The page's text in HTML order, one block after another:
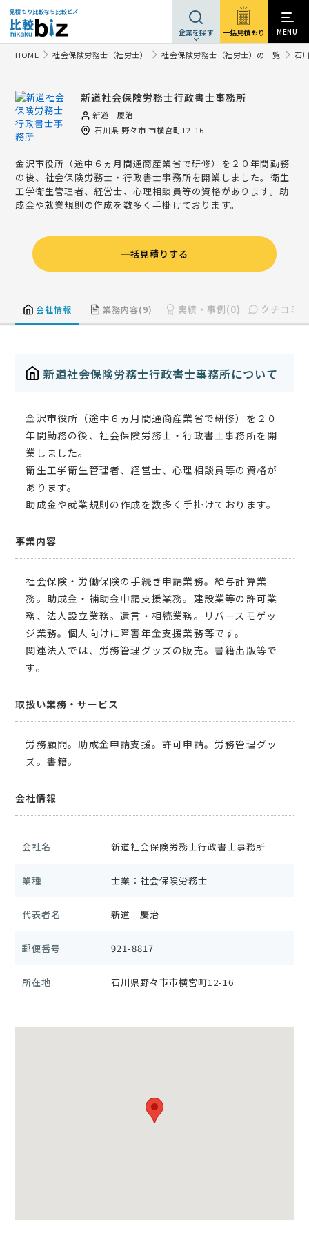
見積もり比較なら比較ビズ
企業を探す 一括見積もり MENU
HOME 社会保険労務士（社労士） 社会保険労務士（社労士）の一覧 石
新道社会保険労務士行政書士事務所
新道 慶治
石川県 野々市 市横宮町12-16
金沢市役所（途中６ヵ月間通商産業省で研修）を２０年間勤務
の後、社会保険労務士・行政書士事務所を開業しました。衛生
工学衛生管理者、経営士、心理相談員等の資格があります。助
成金や就業規則の作成を数多く手掛けております。
一括見積りする
会社情報 業務内容(9) 実績・事例(0) クチコミ
新道社会保険労務士行政書士事務所について
金沢市役所（途中６ヵ月間通商産業省で研修）を２０
年間勤務の後、社会保険労務士・行政書士事務所を開
業しました。
衛生工学衛生管理者、経営士、心理相談員等の資格が
あります。
助成金や就業規則の作成を数多く手掛けております。
事業内容
社会保険・労働保険の手続き申請業務。給与計算業
務。助成金・補助金申請支援業務。建設業等の許可業
務、法人設立業務。遺言・相続業務。リバースモゲッ
ジ業務。個人向けに障害年金支援業務等です。
関連法人では、労務管理グッズの販売。書籍出版等で
す。
取扱い業務・サービス
労務顧問。助成金申請支援。許可申請。労務管理グッ
ズ。書籍。
会社情報
会社名 新道社会保険労務士行政書士事務所
業種 士業：社会保険労務士
代表者名 新道 慶治
郵便番号 921-8817
所在地 石川県野々市市横宮町12-16